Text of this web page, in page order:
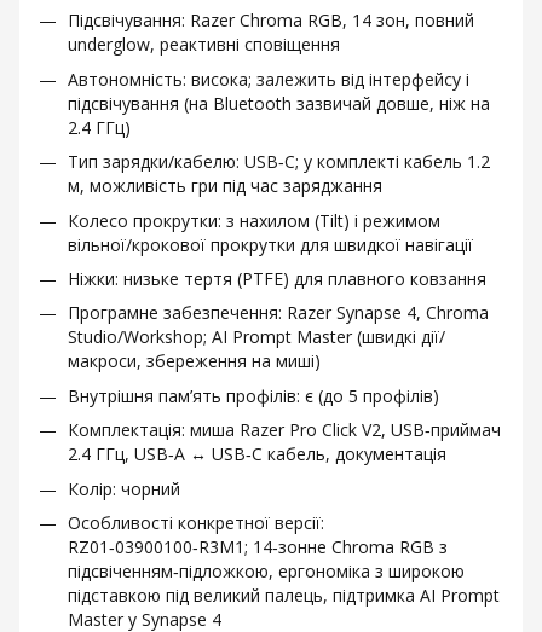
Підсвічування: Razer Chroma RGB, 14 зон, повний
underglow, реактивні сповіщення
Автономність: висока; залежить від інтерфейсу і
підсвічування (на Bluetooth зазвичай довше, ніж на
2.4 ГГц)
Тип зарядки/кабелю: USB‑C; у комплекті кабель 1.2
м, можливість гри під час заряджання
Колесо прокрутки: з нахилом (Tilt) і режимом
вільної/крокової прокрутки для швидкої навігації
Ніжки: низьке тертя (PTFE) для плавного ковзання
Програмне забезпечення: Razer Synapse 4, Chroma
Studio/Workshop; AI Prompt Master (швидкі дії/
макроси, збереження на миші)
Внутрішня пам’ять профілів: є (до 5 профілів)
Комплектація: миша Razer Pro Click V2, USB‑приймач
2.4 ГГц, USB‑A ↔ USB‑C кабель, документація
Колір: чорний
Особливості конкретної версії:
RZ01‑03900100‑R3M1; 14‑зонне Chroma RGB з
підсвіченням‑підложкою, ергономіка з широкою
підставкою під великий палець, підтримка AI Prompt
Master у Synapse 4